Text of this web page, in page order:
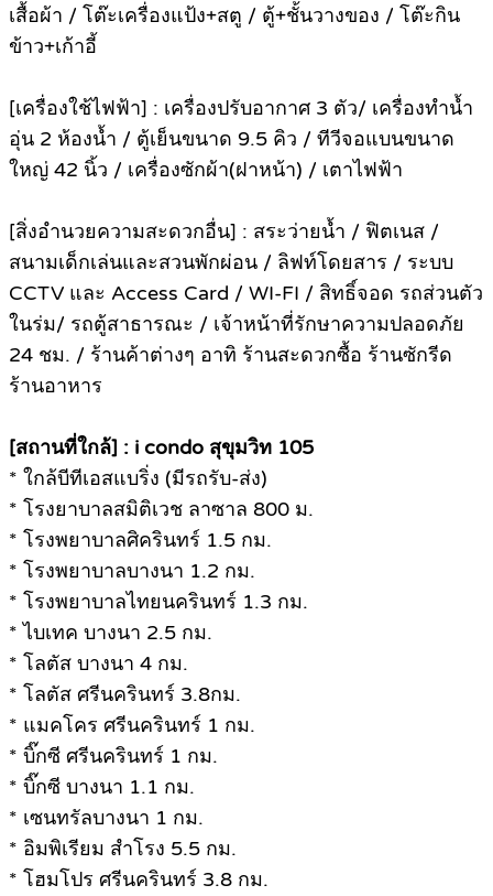
เสื้อผ้า / โต๊ะเครื่องแป้ง+สตู / ตู้+ชั้นวางของ / โต๊ะกิน
ข้าว+เก้าอี้
[เครื่องใช้ไฟฟ้า] : เครื่องปรับอากาศ 3 ตัว/ เครื่องทำน้ำ
อุ่น 2 ห้องน้ำ / ตู้เย็นขนาด 9.5 คิว / ทีวีจอแบนขนาด
ใหญ่ 42 นิ้ว / เครื่องซักผ้า(ฝาหน้า) / เตาไฟฟ้า
[สิ่งอำนวยความสะดวกอื่น] : สระว่ายน้ำ / ฟิตเนส /
สนามเด็กเล่นและสวนพักผ่อน / ลิฟท์โดยสาร / ระบบ
CCTV และ Access Card / WI-FI / สิทธิ์จอด รถส่วนตัว
ในร่ม/ รถตู้สาธารณะ / เจ้าหน้าที่รักษาความปลอดภัย
24 ชม. / ร้านค้าต่างๆ อาทิ ร้านสะดวกซื้อ ร้านซักรีด
ร้านอาหาร
[สถานที่ใกล้] : i condo สุขุมวิท 105
* ใกล้บีทีเอสแบริ่ง (มีรถรับ-ส่ง)
* โรงยาบาลสมิติเวช ลาซาล 800 ม.
* โรงพยาบาลศิครินทร์ 1.5 กม.
* โรงพยาบาลบางนา 1.2 กม.
* โรงพยาบาลไทยนครินทร์ 1.3 กม.
* ไบเทค บางนา 2.5 กม.
* โลตัส บางนา 4 กม.
* โลตัส ศรีนครินทร์ 3.8กม.
* แมคโคร ศรีนครินทร์ 1 กม.
* บิ๊กซี ศรีนครินทร์ 1 กม.
* บิ๊กซี บางนา 1.1 กม.
* เซนทรัลบางนา 1 กม.
* อิมพิเรียม สำโรง 5.5 กม.
* โฮมโปร ศรีนครินทร์ 3.8 กม.